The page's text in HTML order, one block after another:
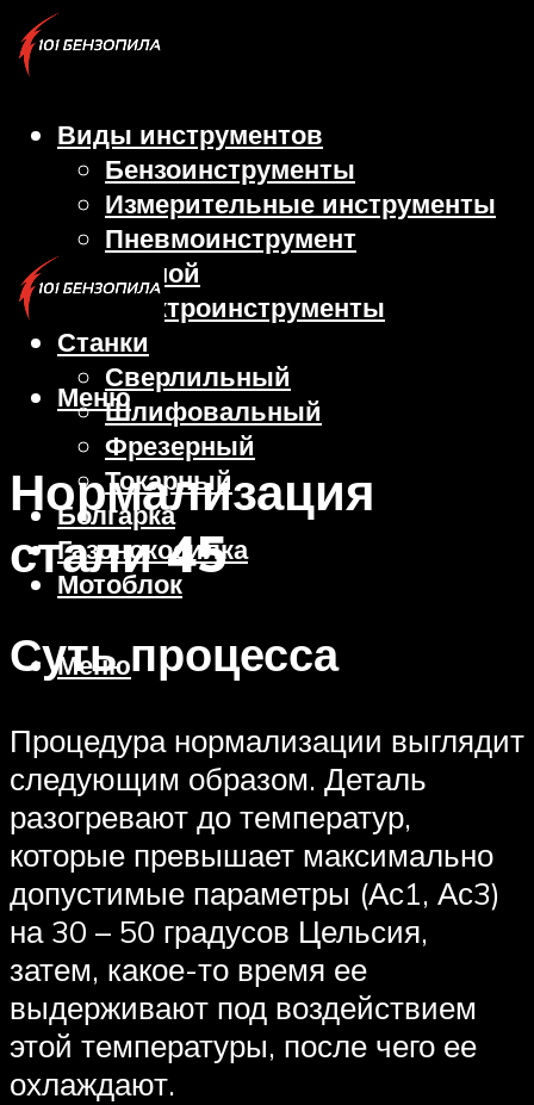
Виды инструментов
Бензоинструменты
Измерительные инструменты
Пневмоинструмент
Ручной
Электроинструменты
Станки
Сверлильный
Шлифовальный
Фрезерный
Токарный
Болгарка
Газонокосилка
Мотоблок
Меню
Меню
Нормализация
стали 45
Суть процесса
Процедура нормализации выглядит
следующим образом. Деталь
разогревают до температур,
которые превышает максимально
допустимые параметры (Ас1, Ас3)
на 30 – 50 градусов Цельсия,
затем, какое-то время ее
выдерживают под воздействием
этой температуры, после чего ее
охлаждают.